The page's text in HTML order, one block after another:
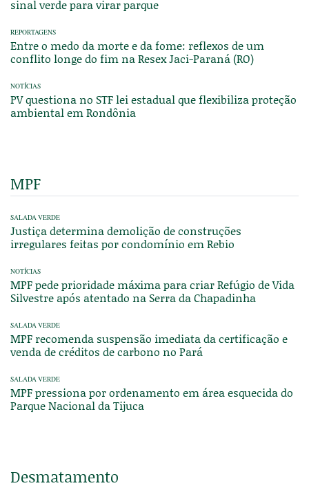
sinal verde para virar parque
REPORTAGENS
Entre o medo da morte e da fome: reflexos de um
conflito longe do fim na Resex Jaci-Paraná (RO)
NOTÍCIAS
PV questiona no STF lei estadual que flexibiliza proteção
ambiental em Rondônia
MPF
SALADA VERDE
Justiça determina demolição de construções
irregulares feitas por condomínio em Rebio
NOTÍCIAS
MPF pede prioridade máxima para criar Refúgio de Vida
Silvestre após atentado na Serra da Chapadinha
SALADA VERDE
MPF recomenda suspensão imediata da certificação e
venda de créditos de carbono no Pará
SALADA VERDE
MPF pressiona por ordenamento em área esquecida do
Parque Nacional da Tijuca
Desmatamento